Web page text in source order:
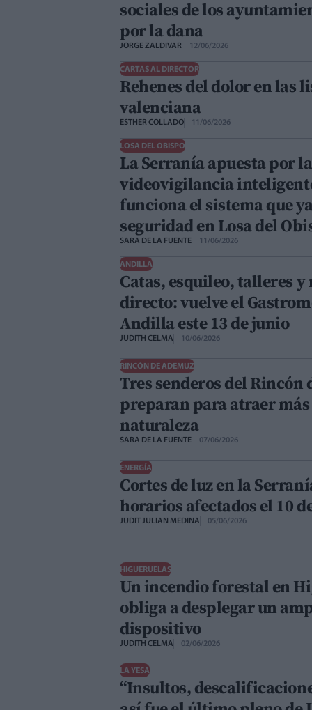
sociales de los
por la dana
JORGE ZALDIVAR 12/06/2026
CARTAS AL DIRECTOR
Rehenes del dolor en las
valenciana
ESTHER COLLADO 11/06/2026
LOSA DEL OBISPO
La Serranía apuesta por la
videovigilancia
funciona el sistema que
seguridad en Losa del
SARA DE LA FUENTE 11/06/2026
ANDILLA
Catas, esquileo, talleres y
directo: vuelve el
Andilla este 13 de junio
JUDITH CELMA 10/06/2026
RINCÓN DE ADEMUZ
Tres senderos del Rincón
preparan para atraer
naturaleza
SARA DE LA FUENTE 07/06/2026
ENERGÍA
Cortes de luz en la
horarios afectados el 10
JUDIT JULIAN MEDINA 05/06/2026
HIGUERUELAS
Un incendio forestal en
obliga a desplegar un
dispositivo
JUDITH CELMA 02/06/2026
LA YESA
“Insultos,